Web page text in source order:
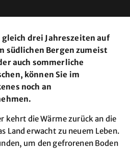
drei Jahreszeiten auf
südlichen Bergen zumeist
auch sommerliche
können Sie im
noch an
kehrt die Wärme zurück an die
Land erwacht zu neuem Leben.
um den gefrorenen Boden